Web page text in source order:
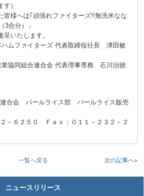
す）
皆様へは｢頑張れファイターズ!!無洗米なな
3合分）」
呈いたします。
ハムファイターズ 代表取締役社長 津田敏
業協同組合連合会 代表理事専務 石川治徳
連合会 パールライス部 パールライス販売
－６２５０ Ｆａｘ：０１１－２３２－２
一覧へ戻る 次の記事へ»
ニュースリリース